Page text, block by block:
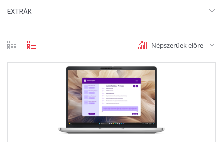
EXTRÁK
Népszerüek előre